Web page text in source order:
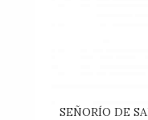
SEÑORÍO DE